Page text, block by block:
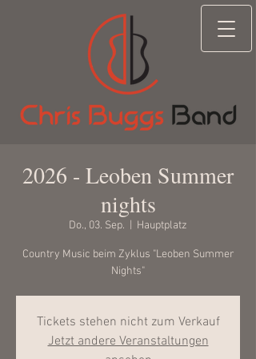
2026 - Leoben Summer
nights
Do., 03. Sep. Hauptplatz
Country Music beim Zyklus "Leoben Summer
Nights"
Tickets stehen nicht zum Verkauf
Jetzt andere Veranstaltungen